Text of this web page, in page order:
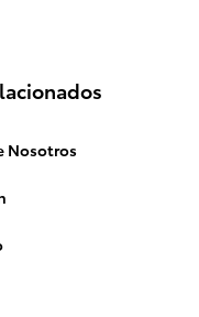
Nosotros